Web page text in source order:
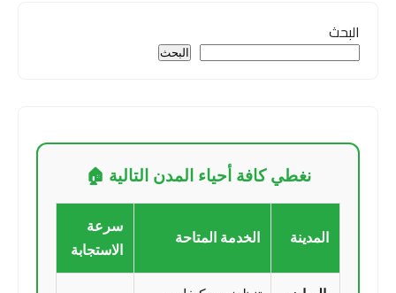
البحث
البحث
نغطي كافة أحياء المدن التالية 🏠
المدينة الخدمة المتاحة
سرعة
الاستجابة